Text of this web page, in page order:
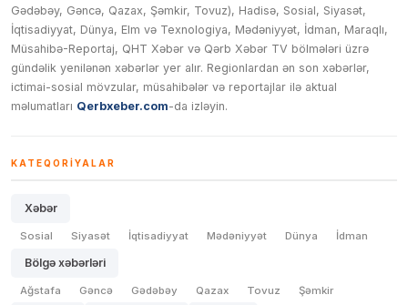
Gədəbəy, Gəncə, Qazax, Şəmkir, Tovuz), Hadisə, Sosial, Siyasət,
İqtisadiyyat, Dünya, Elm və Texnologiya, Mədəniyyət, İdman, Maraqlı,
Müsahibə-Reportaj, QHT Xəbər və Qərb Xəbər TV bölmələri üzrə
gündəlik yenilənən xəbərlər yer alır. Regionlardan ən son xəbərlər,
ictimai-sosial mövzular, müsahibələr və reportajlar ilə aktual
məlumatları Qerbxeber.com-da izləyin.
KATEQORIYALAR
Xəbər
Sosial Siyasət İqtisadiyyat Mədəniyyət Dünya İdman
Bölgə xəbərləri
Ağstafa Gəncə Gədəbəy Qazax Tovuz Şəmkir